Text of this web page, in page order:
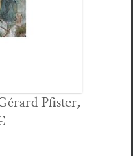
Pfis­ter,